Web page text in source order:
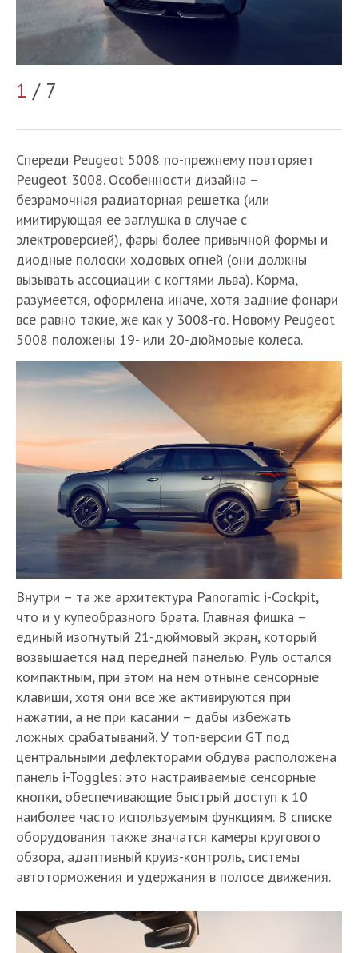
1 / 7
Спереди Peugeot 5008 по-прежнему повторяет
Peugeot 3008. Особенности дизайна –
безрамочная радиаторная решетка (или
имитирующая ее заглушка в случае с
электроверсией), фары более привычной формы и
диодные полоски ходовых огней (они должны
вызывать ассоциации с когтями льва). Корма,
разумеется, оформлена иначе, хотя задние фонари
все равно такие, же как у 3008-го. Новому Peugeot
5008 положены 19- или 20-дюймовые колеса.
Внутри – та же архитектура Panoramic i-Cockpit,
что и у купеобразного брата. Главная фишка –
единый изогнутый 21-дюймовый экран, который
возвышается над передней панелью. Руль остался
компактным, при этом на нем отныне сенсорные
клавиши, хотя они все же активируются при
нажатии, а не при касании – дабы избежать
ложных срабатываний. У топ-версии GT под
центральными дефлекторами обдува расположена
панель i-Toggles: это настраиваемые сенсорные
кнопки, обеспечивающие быстрый доступ к 10
наиболее часто используемым функциям. В списке
оборудования также значатся камеры кругового
обзора, адаптивный круиз-контроль, системы
автоторможения и удержания в полосе движения.